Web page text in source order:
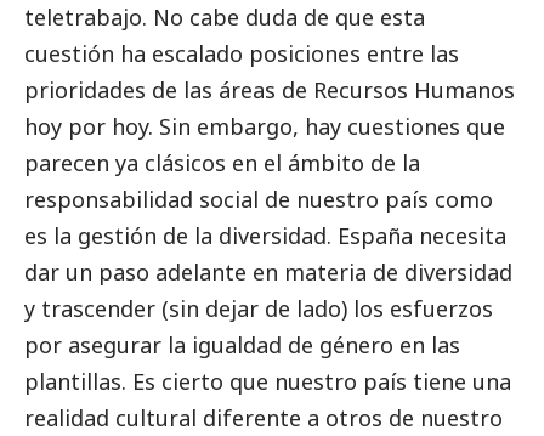
teletrabajo. No cabe duda de que esta
cuestión ha escalado posiciones entre las
prioridades de las áreas de Recursos Humanos
hoy por hoy. Sin embargo, hay cuestiones que
parecen ya clásicos en el ámbito de la
responsabilidad social de nuestro país como
es la gestión de la diversidad. España necesita
dar un paso adelante en materia de diversidad
y trascender (sin dejar de lado) los esfuerzos
por asegurar la igualdad de género en las
plantillas. Es cierto que nuestro país tiene una
realidad cultural diferente a otros de nuestro